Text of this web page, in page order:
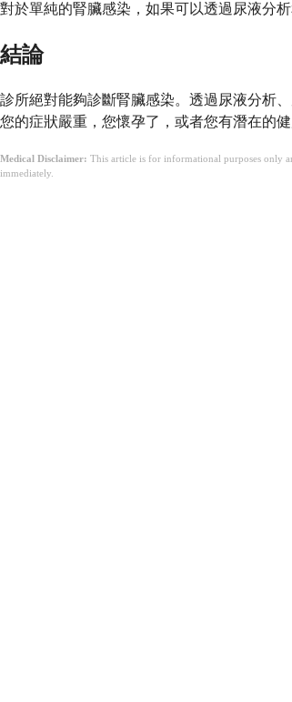
對於單純的腎臟感染，如果可以透過尿液分
結論
診所絕對能夠診斷腎臟感染。透過尿液分析
您的症狀嚴重，您懷孕了，或者您有潛在的
Medical Disclaimer: This article is for informational purposes only
immediately.